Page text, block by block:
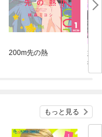
200m先の熱
嫁
御
もっと見る